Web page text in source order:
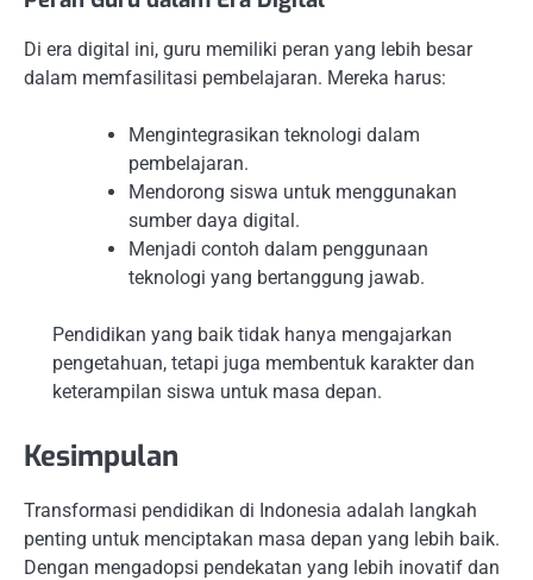
Di era digital ini, guru memiliki peran yang lebih besar
dalam memfasilitasi pembelajaran. Mereka harus:
Mengintegrasikan teknologi dalam
pembelajaran.
Mendorong siswa untuk menggunakan
sumber daya digital.
Menjadi contoh dalam penggunaan
teknologi yang bertanggung jawab.
Pendidikan yang baik tidak hanya mengajarkan
pengetahuan, tetapi juga membentuk karakter dan
keterampilan siswa untuk masa depan.
Kesimpulan
Transformasi pendidikan di Indonesia adalah langkah
penting untuk menciptakan masa depan yang lebih baik.
Dengan mengadopsi pendekatan yang lebih inovatif dan